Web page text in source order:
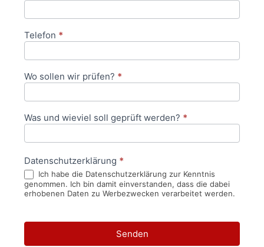
Telefon *
Wo sollen wir prüfen? *
Was und wieviel soll geprüft werden? *
Datenschutzerklärung *
Ich habe die Datenschutzerklärung zur Kenntnis
genommen. Ich bin damit einverstanden, dass die dabei
erhobenen Daten zu Werbezwecken verarbeitet werden.
Senden